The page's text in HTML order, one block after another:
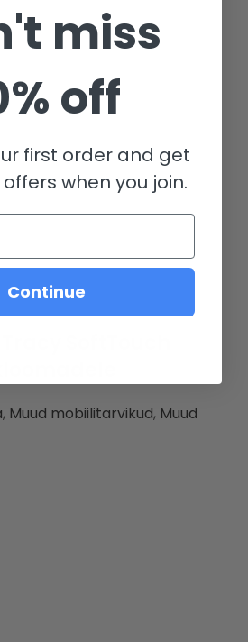
SoftTouch
, Muud mobiilitarvikud, Muud
miss
off
first order and get
when you join.
Continue